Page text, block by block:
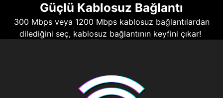
Güçlü Kablosuz Bağlantı
300 Mbps veya 1200 Mbps kablosuz bağlantılardan
dilediğini seç, kablosuz bağlantının keyfini çıkar!